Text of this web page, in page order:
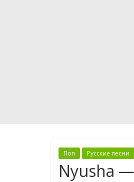
Поп Русские песни
Nyusha